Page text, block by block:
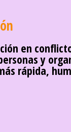
en
y
rápida,